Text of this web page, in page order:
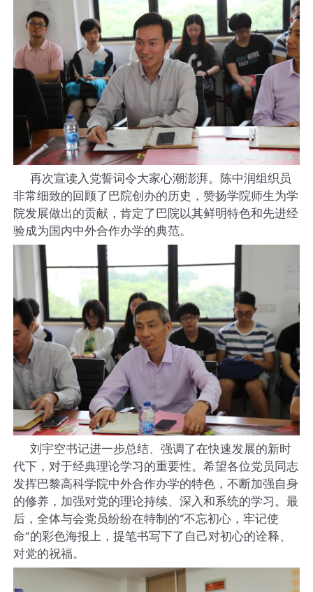
再次宣读入党誓词令大家心潮澎湃。陈中润组织员
非常细致的回顾了巴院创办的历史，赞扬学院师生为学
院发展做出的贡献，肯定了巴院以其鲜明特色和先进经
验成为国内中外合作办学的典范。
刘宇空书记进一步总结、强调了在快速发展的新时
代下，对于经典理论学习的重要性。希望各位党员同志
发挥巴黎高科学院中外合作办学的特色，不断加强自身
的修养，加强对党的理论持续、深入和系统的学习。最
后，全体与会党员纷纷在特制的“不忘初心，牢记使
命”的彩色海报上，提笔书写下了自己对初心的诠释、
对党的祝福。